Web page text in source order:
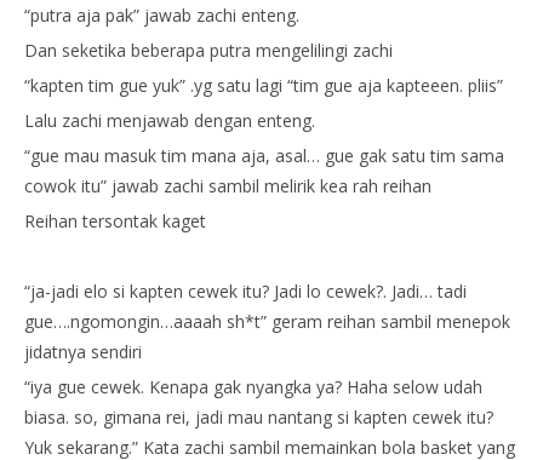
“putra aja pak” jawab zachi enteng.
Dan seketika beberapa putra mengelilingi zachi
“kapten tim gue yuk” .yg satu lagi “tim gue aja kapteeen. pliis”
Lalu zachi menjawab dengan enteng.
“gue mau masuk tim mana aja, asal… gue gak satu tim sama
cowok itu” jawab zachi sambil melirik kea rah reihan
Reihan tersontak kaget
“ja-jadi elo si kapten cewek itu? Jadi lo cewek?. Jadi… tadi
gue….ngomongin…aaaah sh*t” geram reihan sambil menepok
jidatnya sendiri
“iya gue cewek. Kenapa gak nyangka ya? Haha selow udah
biasa. so, gimana rei, jadi mau nantang si kapten cewek itu?
Yuk sekarang.” Kata zachi sambil memainkan bola basket yang